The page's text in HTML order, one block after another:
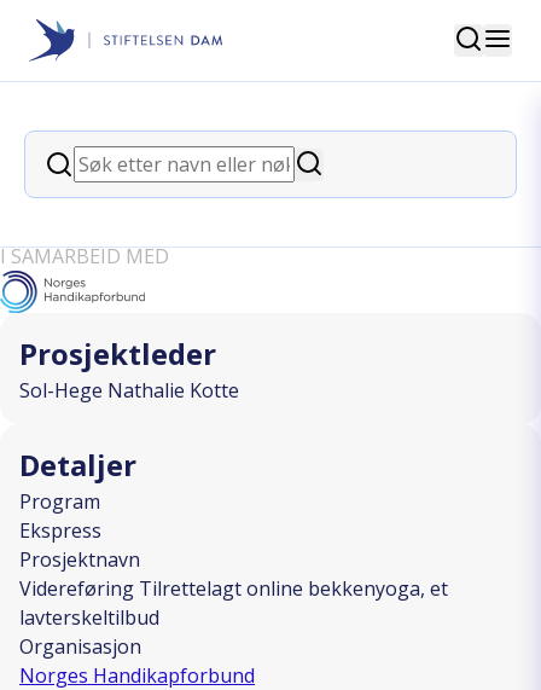
Stiftelsen Dam
Søk
Søk
Søk
back
Videreføring Tilrettelagt online
I SAMARBEID MED
Prosjektleder
Sol-Hege Nathalie Kotte
Detaljer
Program
Ekspress
Prosjektnavn
Videreføring Tilrettelagt online bekkenyoga, et
lavterskeltilbud
Organisasjon
Norges Handikapforbund